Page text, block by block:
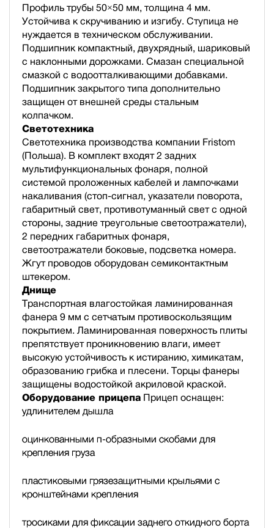
Профиль трубы 50×50 мм, толщина 4 мм.
Устойчива к скручиванию и изгибу. Ступица не
нуждается в техническом обслуживании.
Подшипник компактный, двухрядный, шариковый
с наклонными дорожками. Смазан специальной
смазкой с водоотталкивающими добавками.
Подшипник закрытого типа дополнительно
защищен от внешней среды стальным
колпачком.
Светотехника
Светотехника производства компании Fristom
(Польша). В комплект входят 2 задних
мультифункциональных фонаря, полной
cистемой проложенных кабелей и лампочками
накаливания (стоп-сигнал, указатели поворота,
габаритный свет, противотуманный свет с одной
стороны, задние треугольные светоотражатели),
2 передних габаритных фонаря,
светоотражатели боковые, подсветка номера.
Жгут проводов оборудован семиконтактным
штекером.
Днище
Транспортная влагостойкая ламинированная
фанера 9 мм с сетчатым противоскользящим
покрытием. Ламинированная поверхность плиты
препятствует проникновению влаги, имеет
высокую устойчивость к истиранию, химикатам,
образованию грибка и плесени. Торцы фанеры
защищены водостойкой акриловой краской.
Оборудование прицепа Прицеп оснащен:
удлинителем дышла
оцинкованными п-образными скобами для
крепления груза
пластиковыми грязезащитными крыльями с
кронштейнами крепления
тросиками для фиксации заднего откидного борта